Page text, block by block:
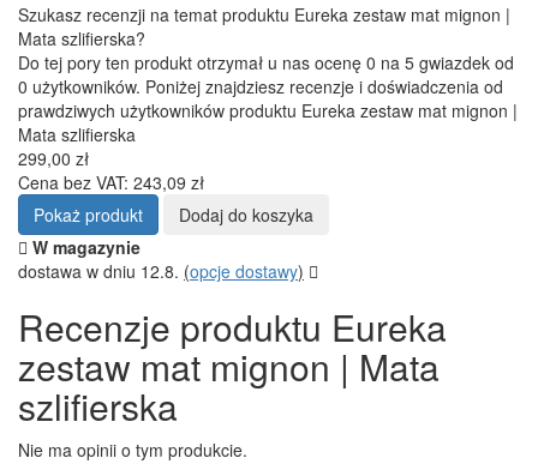
Szukasz recenzji na temat produktu Eureka zestaw mat mignon |
Mata szlifierska?
Do tej pory ten produkt otrzymał u nas ocenę 0 na 5 gwiazdek od
0 użytkowników. Poniżej znajdziesz recenzje i doświadczenia od
prawdziwych użytkowników produktu Eureka zestaw mat mignon |
Mata szlifierska
299,00 zł
Cena bez VAT: 243,09 zł
Pokaż produkt
Dodaj do koszyka
W magazynie
dostawa w dniu 12.8. (opcje dostawy)
Recenzje produktu Eureka
zestaw mat mignon | Mata
szlifierska
Nie ma opinii o tym produkcie.